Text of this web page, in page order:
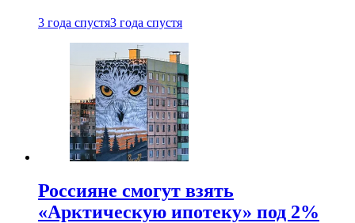
3 года спустя3 года спустя
Россияне смогут взять
«Арктическую ипотеку» под 2%